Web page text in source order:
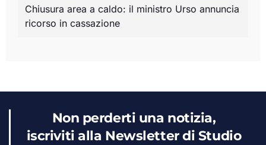
Chiusura area a caldo: il ministro Urso annuncia
ricorso in cassazione
Non perderti una notizia,
iscriviti alla Newsletter di Studio